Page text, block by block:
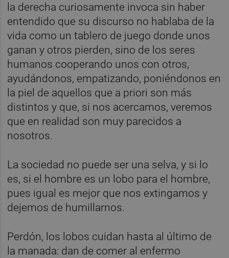
la derecha curiosamente invoca sin haber
entendido que su discurso no hablaba de la
vida como un tablero de juego donde unos
ganan y otros pierden, sino de los seres
humanos cooperando unos con otros,
ayudándonos, empatizando, poniéndonos en
la piel de aquellos que a priori son más
distintos y que, si nos acercamos, veremos
que en realidad son muy parecidos a
nosotros.
La sociedad no puede ser una selva, y si lo
es, si el hombre es un lobo para el hombre,
pues igual es mejor que nos extingamos y
dejemos de humillarnos.
Perdón, los lobos cuidan hasta al último de
la manada: dan de comer al enfermo